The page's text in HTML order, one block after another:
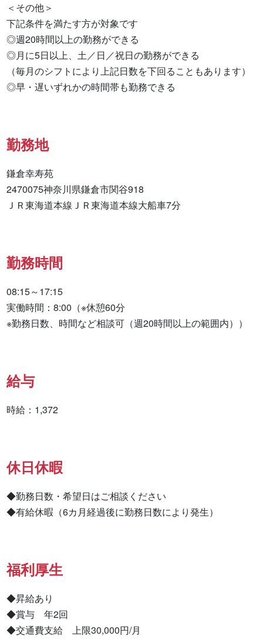
＜その他＞
下記条件を満たす方が対象です
◎週20時間以上の勤務ができる
◎月に5日以上、土／日／祝日の勤務ができる
（毎月のシフトにより上記日数を下回ることもあります）
◎早・遅いずれかの時間帯も勤務できる
勤務地
鎌倉幸寿苑
2470075神奈川県鎌倉市関谷918
ＪＲ東海道本線ＪＲ東海道本線大船車7分
勤務時間
08:15～17:15
実働時間：8:00（※休憩60分
※勤務日数、時間など相談可（週20時間以上の範囲内））
給与
時給：1,372
休日休暇
◆勤務日数・希望日はご相談ください
◆有給休暇（6カ月経過後に勤務日数により発生）
福利厚生
◆昇給あり
◆賞与　年2回
◆交通費支給　上限30,000円/月